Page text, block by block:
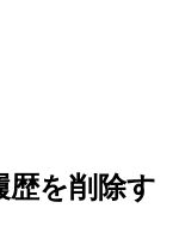
歴を削除す